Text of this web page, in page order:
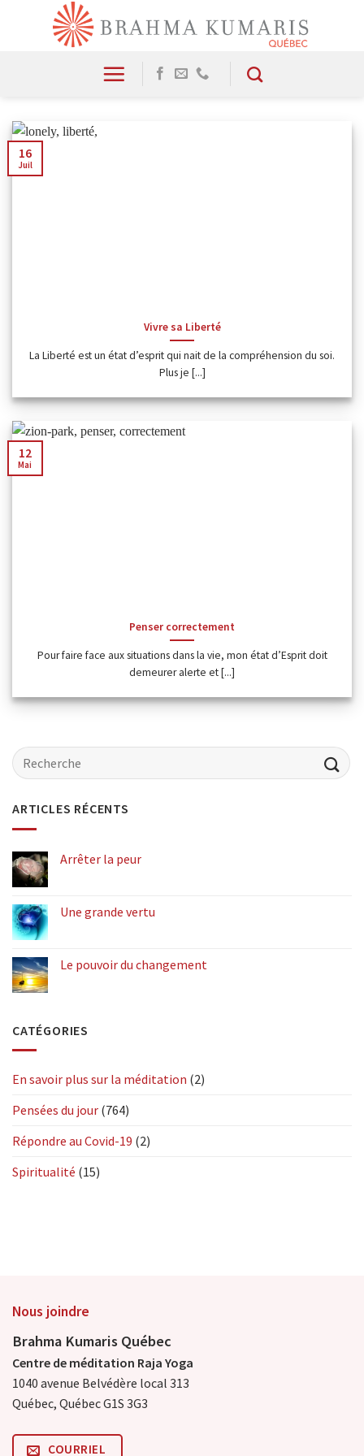
Vivre sa Liberté
La Liberté est un état d’esprit qui nait de la compréhension du soi.
Plus je [...]
16
Juil
Penser correctement
Pour faire face aux situations dans la vie, mon état d’Esprit doit
demeurer alerte et [...]
12
Mai
ARTICLES RÉCENTS
Arrêter la peur
Une grande vertu
Le pouvoir du changement
CATÉGORIES
En savoir plus sur la méditation (2)
Pensées du jour (764)
Répondre au Covid-19 (2)
Spiritualité (15)
Nous joindre
Brahma Kumaris Québec
Centre de méditation Raja Yoga
1040 avenue Belvédère local 313
Québec, Québec G1S 3G3
COURRIEL